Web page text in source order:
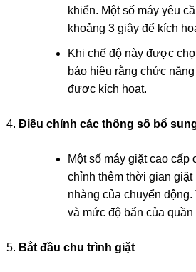
khiển. Một số máy yêu
khoảng 3 giây để kích
Khi chế độ này được
báo hiệu rằng chức
được kích hoạt.
Điều chỉnh các thông số bổ
Một số máy giặt cao cấp
chỉnh thêm thời gian
nhàng của chuyển
và mức độ bẩn của quần
Bắt đầu chu trình giặt